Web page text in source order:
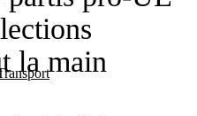
la main